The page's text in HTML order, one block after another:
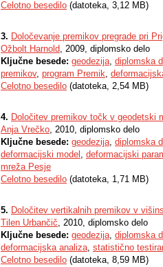
Celotno besedilo (datoteka, 3,12 MB)
3. Določevanje premikov pregrade pri
Ožbolt Harnold, 2009, diplomsko delo
Ključne besede: geodezija, diplomska
premikov, program Premik,
Celotno besedilo (datoteka, 2,54 MB)
4. Določitev premikov točk v geodetski
Anja Vrečko, 2010, diplomsko delo
Ključne besede: geodezija, diplomska
deformacijski model , deformacijski
mreža Pesje
Celotno besedilo (datoteka, 1,71 MB)
5. Določitev vertikalnih premikov v
Tilen Urbančič, 2010, diplomsko delo
Ključne besede: geodezija, diplomska
deformacijska analiza, statistično
Celotno besedilo (datoteka, 8,59 MB)